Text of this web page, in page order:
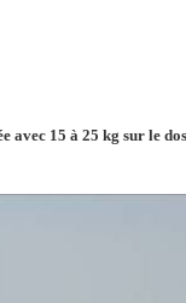
avec 15 à 25 kg sur le dos